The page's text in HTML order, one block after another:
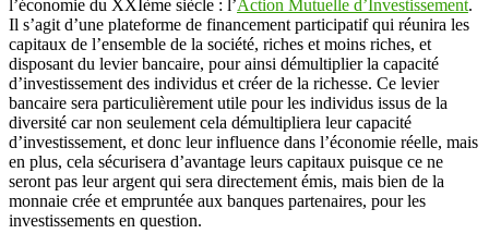
l’économie du XXIème siècle : l’Action Mutuelle d’Investissement.
Il s’agit d’une plateforme de financement participatif qui réunira les
capitaux de l’ensemble de la société, riches et moins riches, et
disposant du levier bancaire, pour ainsi démultiplier la capacité
d’investissement des individus et créer de la richesse. Ce levier
bancaire sera particulièrement utile pour les individus issus de la
diversité car non seulement cela démultipliera leur capacité
d’investissement, et donc leur influence dans l’économie réelle, mais
en plus, cela sécurisera d’avantage leurs capitaux puisque ce ne
seront pas leur argent qui sera directement émis, mais bien de la
monnaie crée et empruntée aux banques partenaires, pour les
investissements en question.